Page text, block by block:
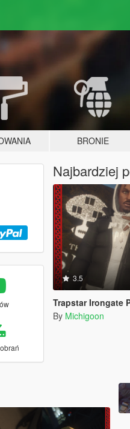
BRONIE
Najbardziej
3.5
Trapstar Irongate
By Michigoon